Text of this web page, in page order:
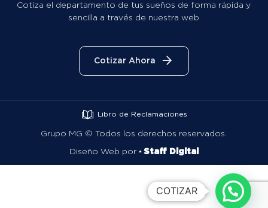
Cotiza el departamento de tus sueños de forma rápida y
sencilla a través de nuestra web
Cotizar Ahora
Grupo MG © Todos los derechos reservados.
Libro de Reclamaciones
Diseño Web por · Staff Digital
COTIZAR